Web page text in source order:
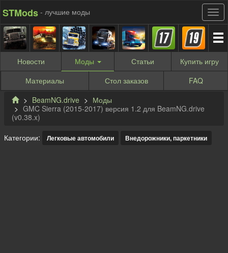
STMods - лучшие моды
Новости Моды Статьи Купить игру
Материалы
Стол заказов
FAQ
BeamNG.drive
Моды
GMC Sierra (2015-2017) версия 1.2 для BeamNG.drive
(v0.38.x)
Категории: Легковые автомобили Внедорожники, паркетники